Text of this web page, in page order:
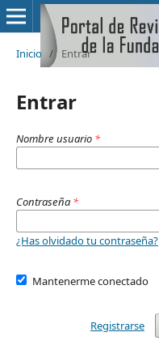
Inicio / Entrar
Entrar
Nombre usuario *
Contraseña *
¿Has olvidado tu contraseña?
Mantenerme conectado
Registrarse